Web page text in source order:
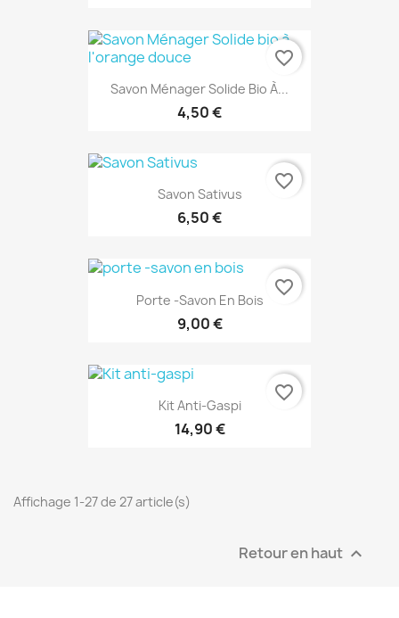
Savon Ménager Solide Bio À...
4,50 €
favorite_border
Savon Sativus
6,50 €
favorite_border
Porte -savon En Bois
9,00 €
favorite_border
Kit Anti-Gaspi
14,90 €
favorite_border
Affichage 1-27 de 27 article(s)
Retour en haut 